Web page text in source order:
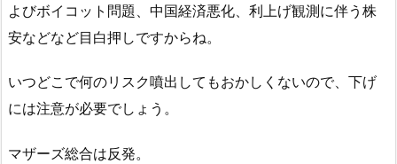
よびボイコット問題、中国経済悪化、利上げ観測に伴う株
安などなど目白押しですからね。
いつどこで何のリスク噴出してもおかしくないので、下げ
には注意が必要でしょう。
マザーズ総合は反発。